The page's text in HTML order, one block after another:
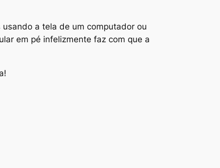
a tela de um computador ou
em pé infelizmente faz com que a